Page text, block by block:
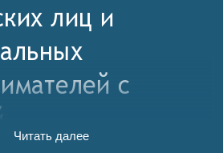
лиц и
c
Читать далее